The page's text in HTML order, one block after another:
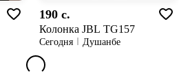
190 c.
Колонка JBL TG157
Сегодня Душанбе